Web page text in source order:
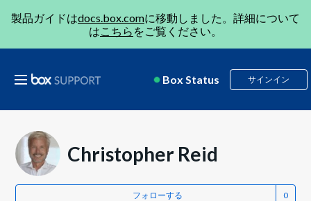
製品ガイドはdocs.box.comに移動しました。詳細について
はこちら をご覧ください。
Box Status サインイン
Christopher Reid
フォローする